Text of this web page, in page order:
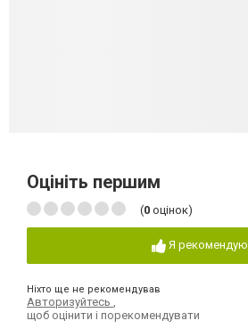
Оцініть першим
(0 оцінок)
Я рекомендую
Ніхто ще не рекомендував
Авторизуйтесь
щоб оцінити і порекомендувати